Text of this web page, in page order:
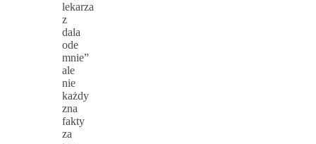
lekarza
z
dala
ode
mnie”
ale
nie
każdy
zna
fakty
za